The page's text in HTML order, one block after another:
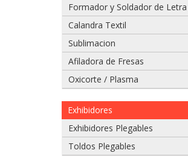
Si tiene un video
975 628 067
975 628 609
Formador y Soldador de Letra
Calandra Textil
Sublimacion
Afiladora de Fresas
Oxicorte / Plasma
Exhibidores
Exhibidores Plegables
Toldos Plegables